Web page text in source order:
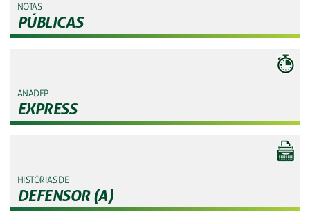
NOTAS
PÚBLICAS
ANADEP
EXPRESS
HISTÓRIAS DE
DEFENSOR (A)